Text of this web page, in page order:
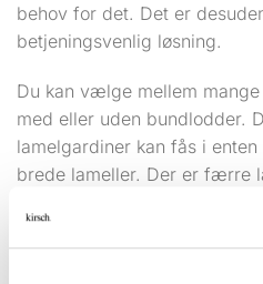
behov for det. Det er
betjeningsvenlig løsning.
Du kan vælge mellem
med eller uden bundlodder.
lamelgardiner kan fås i
brede lameller. Der er færre
vælger 127 mm brede